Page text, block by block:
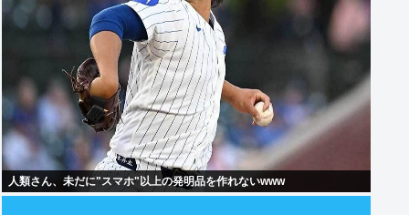
人類さん、未だに"スマホ"以上の発明品を作れないwww